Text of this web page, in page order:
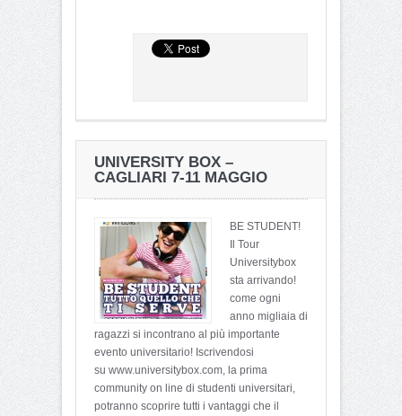
UNIVERSITY BOX –
CAGLIARI 7-11 MAGGIO
BE STUDENT!
Il Tour
Universitybox
sta arrivando!
come ogni
anno migliaia di
ragazzi si incontrano al più importante
evento universitario! Iscrivendosi
su www.universitybox.com, la prima
community on line di studenti universitari,
potranno scoprire tutti i vantaggi che il